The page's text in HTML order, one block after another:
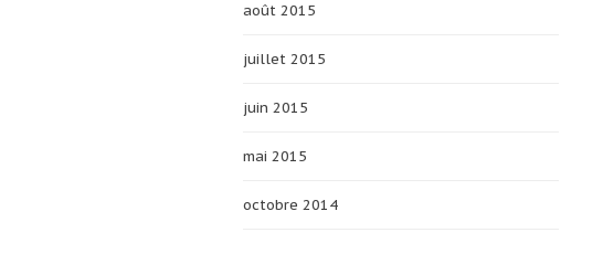
août 2015
juillet 2015
juin 2015
mai 2015
octobre 2014